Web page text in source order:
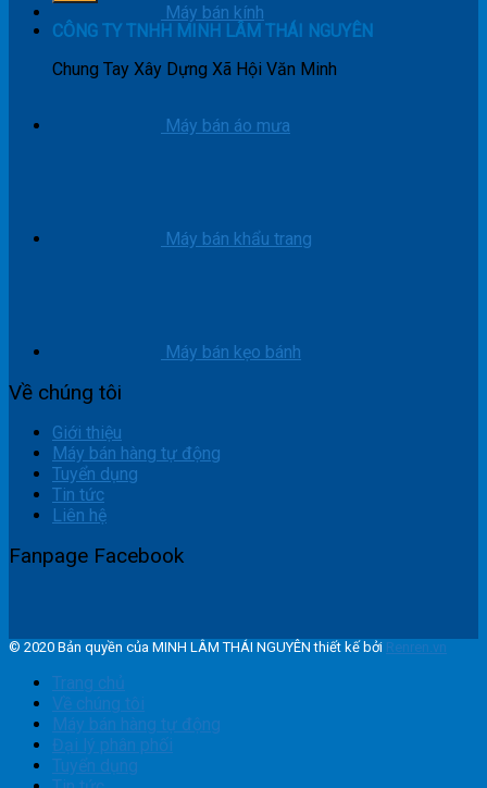
CÔNG TY TNHH MINH LÂM THÁI NGUYÊN
Chung Tay Xây Dựng Xã Hội Văn Minh
Máy bán kính
Máy bán áo mưa
Máy bán khẩu trang
Máy bán kẹo bánh
Về chúng tôi
Giới thiệu
Máy bán hàng tự động
Tuyển dụng
Tin tức
Liên hệ
Fanpage Facebook
© 2020 Bản quyền của MINH LÂM THÁI NGUYÊN thiết kế bởi Renren.vn
Trang chủ
Về chúng tôi
Máy bán hàng tự động
Đại lý phân phối
Tuyển dụng